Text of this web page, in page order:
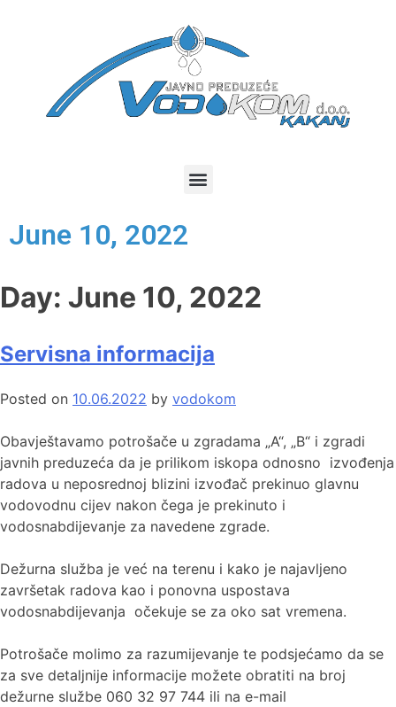
June 10, 2022
Day: June 10, 2022
Servisna informacija
Posted on 10.06.2022 by vodokom
Obavještavamo potrošače u zgradama „A“, „B“ i zgradi
javnih preduzeća da je prilikom iskopa odnosno izvođenja
radova u neposrednoj blizini izvođač prekinuo glavnu
vodovodnu cijev nakon čega je prekinuto i
vodosnabdijevanje za navedene zgrade.
Dežurna služba je već na terenu i kako je najavljeno
završetak radova kao i ponovna uspostava
vodosnabdijevanja očekuje se za oko sat vremena.
Potrošače molimo za razumijevanje te podsjećamo da se
za sve detaljnije informacije možete obratiti na broj
dežurne službe 060 32 97 744 ili na e-mail